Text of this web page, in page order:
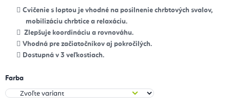
Cvičenie s loptou je vhodné na posilnenie chrbtových svalov,
mobilizáciu chrbtice a relaxáciu.
Zlepšuje koordináciu a rovnováhu.
Vhodná pre začiatočníkov aj pokročilých.
Dostupná v 3 veľkostiach.
Farba